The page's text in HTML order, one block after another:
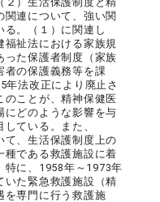
関連について、強い関
る。（１）に関連し
福祉法における家族規
った保護者制度（家族
者の保護義務等を課
年法改正により廃止さ
のことが、精神保健医
にどのような影響を与
している。また、
て、生活保護制度上の
種である救護施設に着
特に、1958年～1973年
いた緊急救護施設（精
を専門に行う救護施